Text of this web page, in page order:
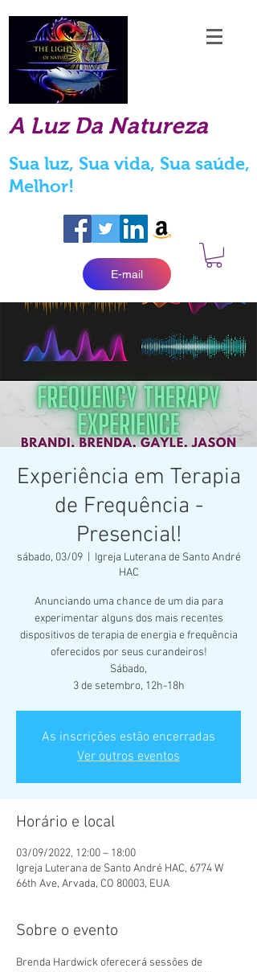
A Luz Da Natureza
Sua luz, Sua vida, Sua saúde,
Melhor!
E-mail
Experiência em Terapia
de Frequência -
Presencial!
sábado, 03/09
  |
Igreja Luterana de Santo André
HAC
Anunciando uma chance de um dia para
experimentar alguns dos mais recentes
dispositivos de terapia de energia e frequência
oferecidos por seus curandeiros!
Sábado,
As inscrições estão encerradas
Ver outros eventos
Horário e local
03/09/2022, 12:00 – 18:00
Igreja Luterana de Santo André HAC, 6774 W
66th Ave, Arvada, CO 80003, EUA
Sobre o evento
Brenda Hardwick oferecerá sessões de